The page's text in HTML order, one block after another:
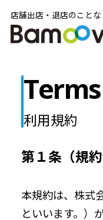
店舗出店・退店のことな
Terms
利用規約
第１条（規約
本規約は、株式
といいます。）